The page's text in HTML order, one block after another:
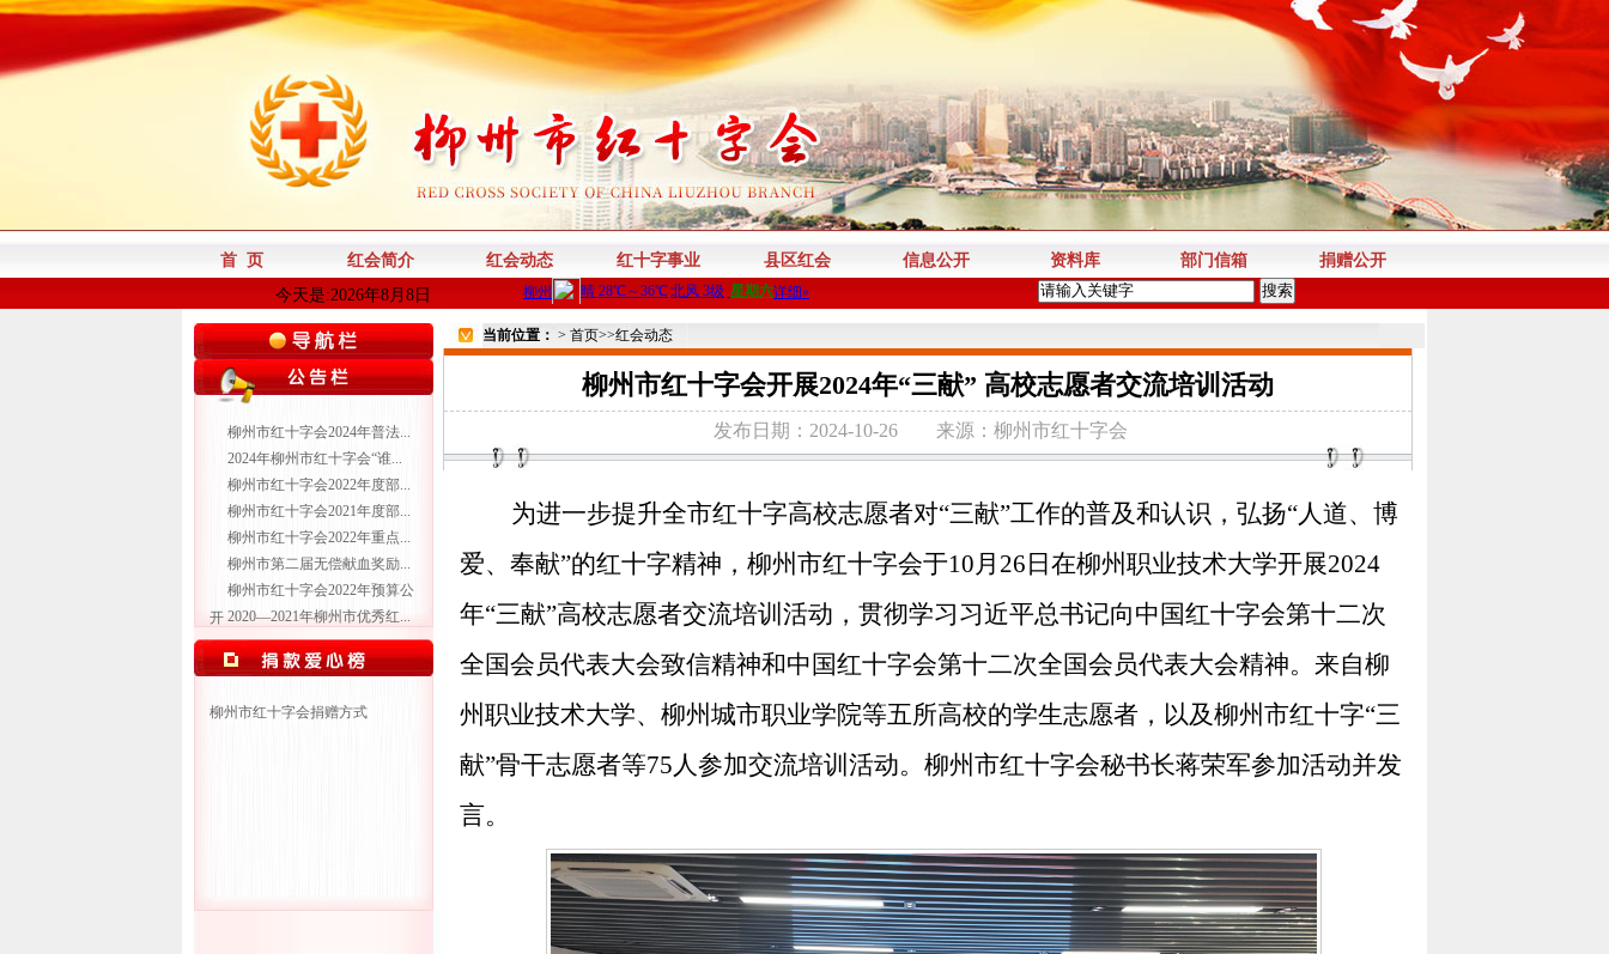
首 页 红会简介 红会动态 红十字事业 县区红会 信息公开 资料库 部门信箱
捐赠公开
今天是:2026年8月8日
柳州市红十字会2024年普法...
2024年柳州市红十字会“谁...
柳州市红十字会2022年度部...
柳州市红十字会2021年度部...
柳州市红十字会2022年重点...
柳州市第二届无偿献血奖励...
柳州市红十字会2022年预算公
开 2020—2021年柳州市优秀红...
柳州市红十字会捐赠方式
当前位置： > 首页>>红会动态
柳州市红十字会开展2024年“三献” 高校志愿者交流培训活动
发布日期：2024-10-26 来源：柳州市红十字会
为进一步提升全市红十字高校志愿者对“三献”工作的普及和认识，弘扬“人道、博
爱、奉献”的红十字精神，柳州市红十字会于10月 26 日在柳州职业技术大学开展2024
年“三献”高校志愿者交流培训活动，贯彻学习习近平总书记向中国红十字会第十二次
全国会员代表大会致信精神和中国红十字会第十二次全国会员代表大会精神。来自柳
州职业技术大学、柳州城市职业学院等五所高校的学生志愿者，以及柳州市红十字“三
献”骨干志愿者等75人参加交流培训活动。柳州市红十字会秘书长蒋荣军参加活动并发
言。